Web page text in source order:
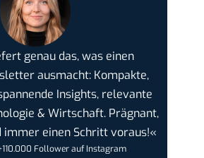
genau das, was einen
ausmacht: Kompakte,
Insights, relevante
& Wirtschaft. Prägnant,
immer einen Schritt voraus!«
Follower auf Instagram